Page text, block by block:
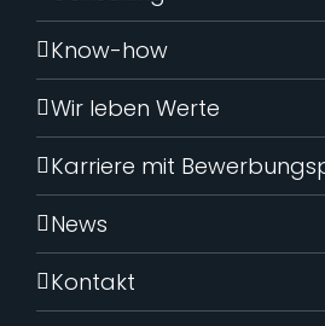
Know-how
Wir leben Werte
Karriere mit
News
Kontakt